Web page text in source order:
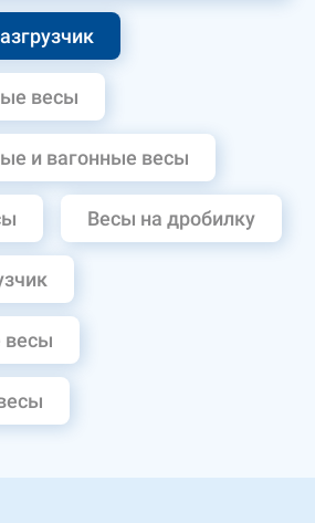
весы
и вагонные весы
Весы на дробилку
весы